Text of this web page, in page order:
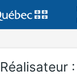
Réalisateur :